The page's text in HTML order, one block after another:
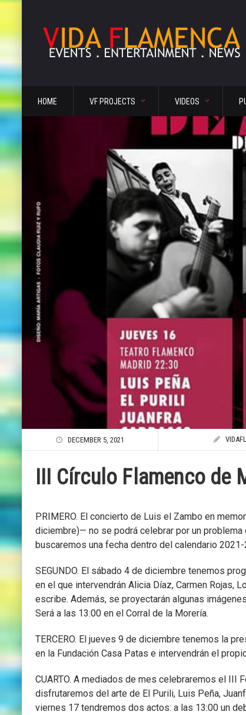
HOME VF PROJECTS VIDEOS
DECEMBER 5, 2021
III Círculo Flamenco de
PRIMERO. El concierto de Luis el Zambo en
diciembre)— no se podrá celebrar por un
buscaremos una fecha dentro del calendario
SEGUNDO. El sábado 4 de diciembre tenemos
en el que intervendrán Alicia Díaz, Carmen Rojas,
escribe. Además, se proyectarán algunas
Será a las 13:00 en el Corral de la Morería.
TERCERO. El jueves 9 de diciembre tenemos la
en la Fundación Casa Patas e intervendrán el
CUARTO. A mediados de mes celebraremos el III
disfrutaremos del arte de El Purili, Luis Peña,
viernes 17 tendremos dos actos: a las 13:00 un